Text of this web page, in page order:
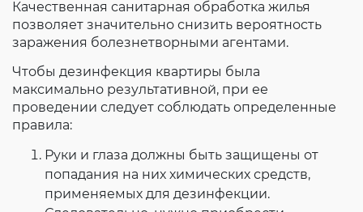
Качественная санитарная обработка жилья
позволяет значительно снизить вероятность
заражения болезнетворными агентами.
Чтобы дезинфекция квартиры была
максимально результативной, при ее
проведении следует соблюдать определенные
правила:
Руки и глаза должны быть защищены от
попадания на них химических средств,
применяемых для дезинфекции.